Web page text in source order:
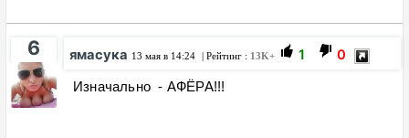
6 ямасука 13 мая в 14:24 | Рейтинг : 13K+ 1 0
Изначально - АФЁРА!!!